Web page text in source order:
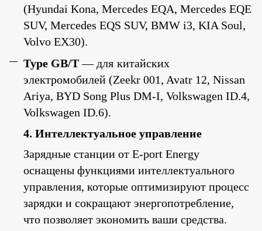
(Hyundai Kona, Mercedes EQA, Mercedes EQE
SUV, Mercedes EQS SUV, BMW i3, KIA Soul,
Volvo EX30).
Type GB/T— для китайских
электромобилей (Zeekr 001, Avatr 12, Nissan
Ariya, BYD Song Plus DM-I, Volkswagen ID.4,
Volkswagen ID.6).
4. Интеллектуальное управление
Зарядные станции от E-port Energy
оснащены функциями интеллектуального
управления, которые оптимизируют процесс
зарядки и сокращают энергопотребление,
что позволяет экономить ваши средства.